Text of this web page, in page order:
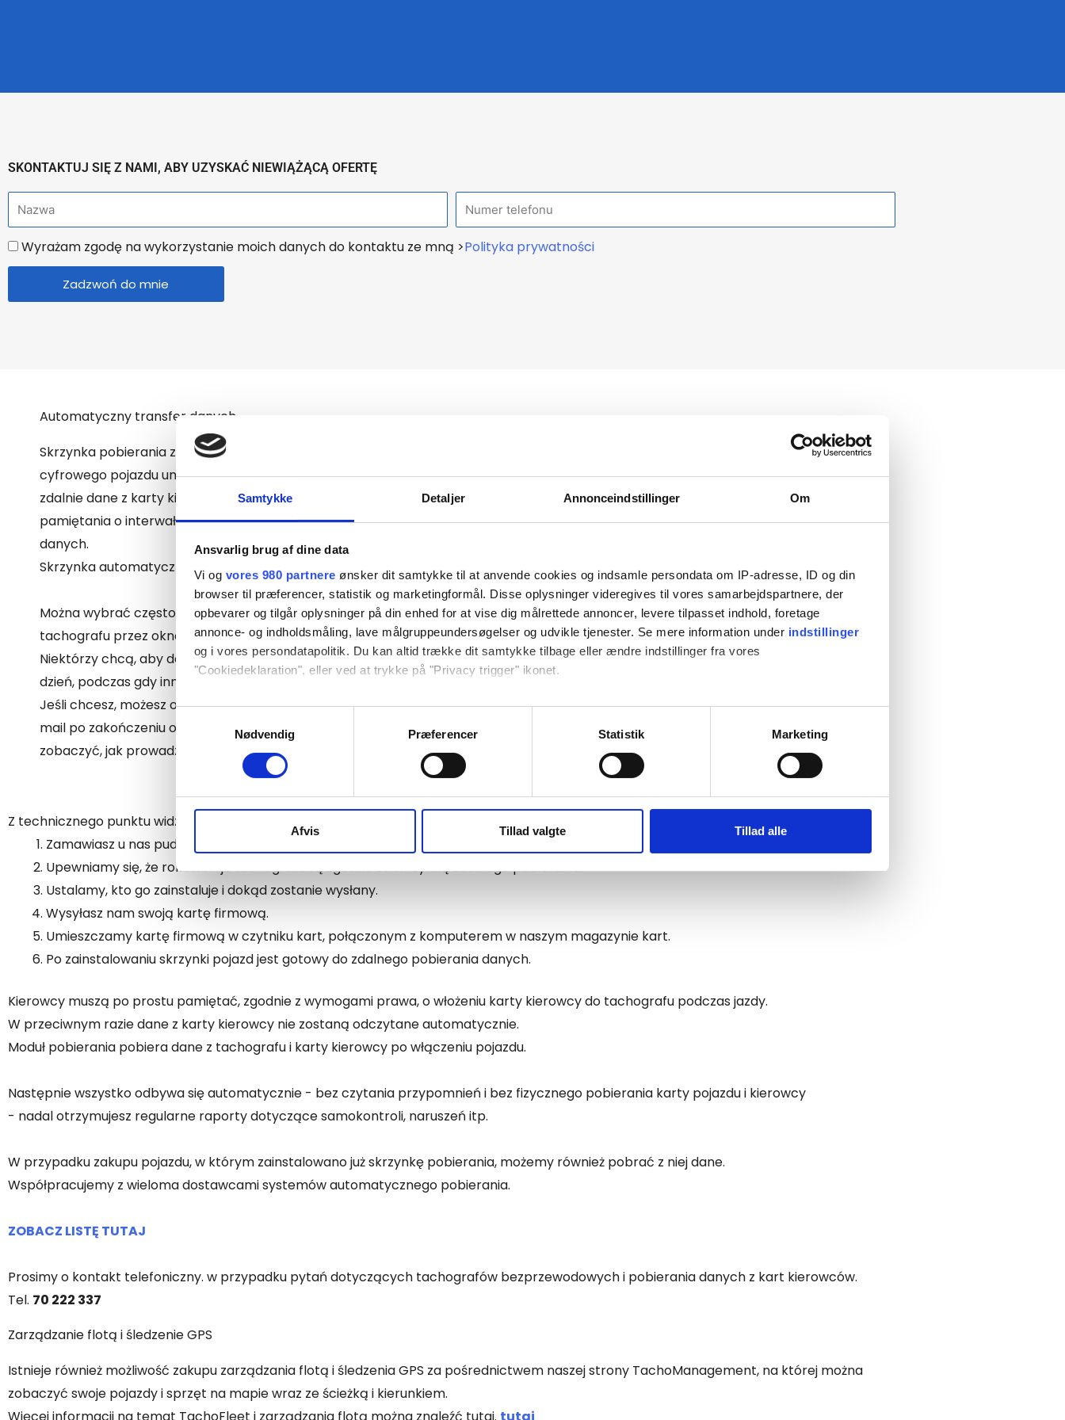
Samtykke Detaljer Annonceindstillinger Om
Ansvarlig brug af dine data
Vi og vores 980 partnere ønsker dit samtykke til at anvende cookies og indsamle persondata om IP-adresse, ID og din
browser til præferencer, statistik og marketingformål. Disse oplysninger videregives til vores samarbejdspartnere, der
opbevarer og tilgår oplysninger på din enhed for at vise dig målrettede annoncer, levere tilpasset indhold, foretage
annonce- og indholdsmåling, lave målgruppeundersøgelser og udvikle tjenester. Se mere information under indstillinger
og i vores persondatapolitik. Du kan altid trække dit samtykke tilbage eller ændre indstillinger fra vores
"Cookiedeklaration", eller ved at trykke på "Privacy trigger" ikonet.
Dine valg anvendes på hele websitet.
vores trafik. Vi deler også oplysninger om din brug af vores hjemmeside med vores partnere inden for sociale medier,
Nødvendig
Præferencer Statistik Marketing
Afvis Tillad valgte Tillad alle
SKONTAKTUJ SIĘ Z NAMI, ABY UZYSKAĆ NIEWIĄŻĄCĄ OFERTĘ
a
z
w
e
U
z
Wyrażam zgodę na wykorzystanie moich danych do kontaktu ze mną >Polityka prywatności
Zadzwoń do mnie
Automatyczny transfer danych
Skrzynka pobierania zainstalowana z tyłu tachografu/tachografu
cyfrowego pojazdu umożliwiamożna automatycznie pobierać
zdalnie dane z karty kierowcy i tachografu bez konieczności
pamiętania o interwałach pobierania i ręcznym pobieraniu
danych.
Skrzynka automatycznie robi wszystko za Ciebie.
Można wybrać częstotliwość pobierania danych z karty kierowcy i
tachografu przez okno pobierania.
Niektórzy chcą, aby dane były pobierane codziennie lub co drugi
dzień, podczas gdy inni mogą wybrać co dwa tygodnie.14 dni.
Jeśli chcesz, możesz otrzymywaćraporty analityczneprzez e-
mail po zakończeniu odczytów, w których możesz wizualnie
zobaczyć, jak prowadziłeś pojazd.
Z technicznego punktu widzenia wygląda to następująco:
Zamawiasz u nas pudełko do pobrania z kartą sim. (pod nr tel. 70 222 337)
Upewniamy się, że rok i wersja tachografu są zgodne ze skrzynką zdalnego pobierania.
Ustalamy, kto go zainstaluje i dokąd zostanie wysłany.
Wysyłasz nam swoją kartę firmową.
Umieszczamy kartę firmową w czytniku kart, połączonym z komputerem w naszym magazynie kart.
Po zainstalowaniu skrzynki pojazd jest gotowy do zdalnego pobierania danych.
Kierowcy muszą po prostu pamiętać, zgodnie z wymogami prawa, o włożeniu karty kierowcy do tachografu podczas jazdy.
W przeciwnym razie dane z karty kierowcy nie zostaną odczytane automatycznie.
Moduł pobierania pobiera dane z tachografu i karty kierowcy po włączeniu pojazdu.
Następnie wszystko odbywa się automatycznie - bez czytania przypomnień i bez fizycznego pobierania karty pojazdu i kierowcy
- nadal otrzymujesz regularne raporty dotyczące samokontroli, naruszeń itp.
W przypadku zakupu pojazdu, w którym zainstalowano już skrzynkę pobierania, możemy również pobrać z niej dane.
Współpracujemy z wieloma dostawcami systemów automatycznego pobierania.
ZOBACZ LISTĘ TUTAJ
Prosimy o kontakt telefoniczny. w przypadku pytań dotyczących tachografów bezprzewodowych i pobierania danych z kart kierowców.
Tel. 70 222 337
Zarządzanie flotą i śledzenie GPS
Istnieje również możliwość zakupu zarządzania flotą i śledzenia GPS za pośrednictwem naszej strony TachoManagement, na której można
zobaczyć swoje pojazdy i sprzęt na mapie wraz ze ścieżką i kierunkiem.